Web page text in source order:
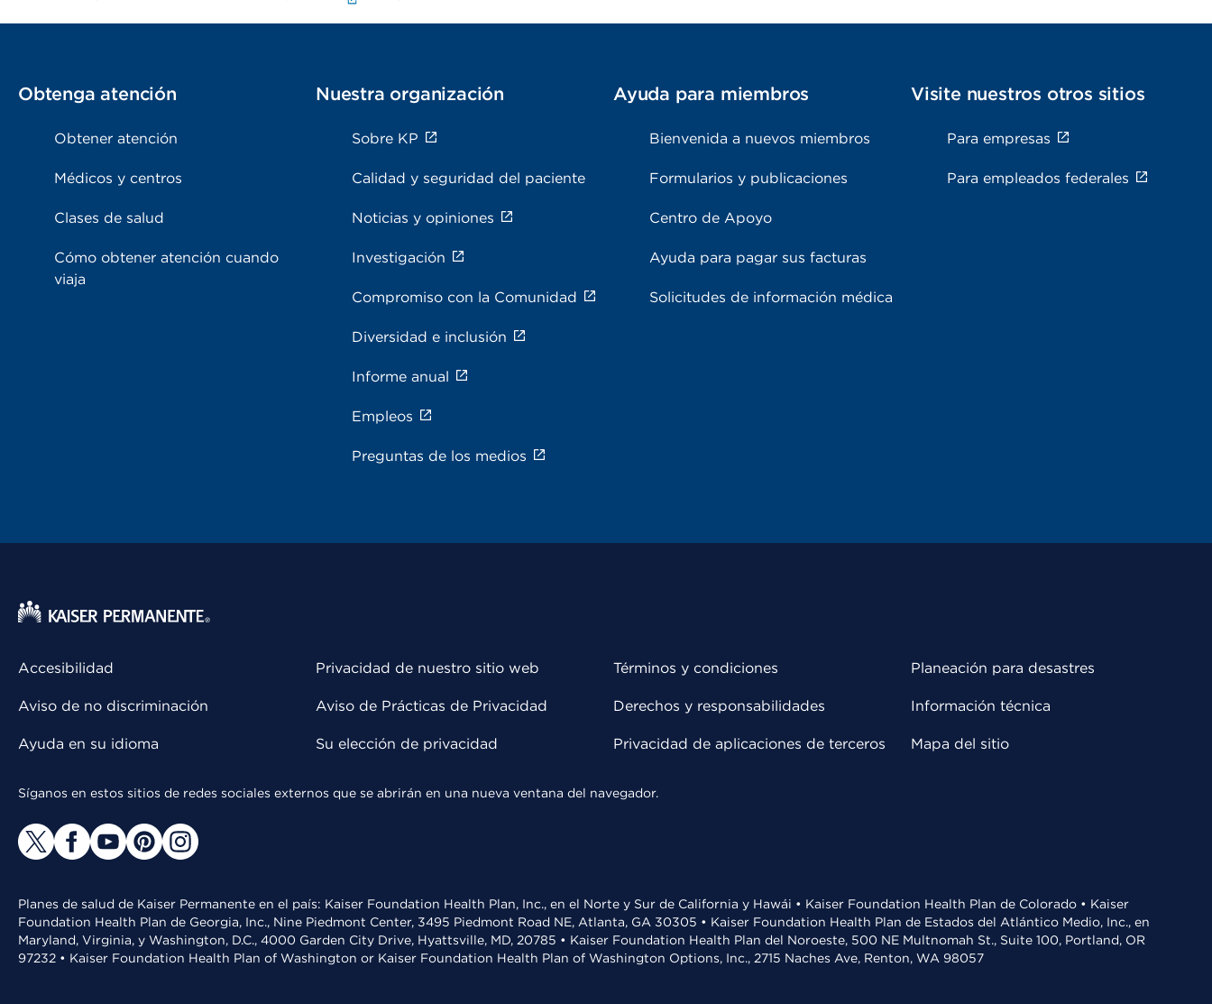
Obtenga atención
Obtener atención
Médicos y centros
Clases de salud
Cómo obtener atención cuando
viaja
Nuestra organización
Sobre KP
Calidad y seguridad del paciente
Noticias y opiniones
Investigación
Compromiso con la Comunidad
Diversidad e inclusión
Informe anual
Empleos
Preguntas de los medios
Ayuda para miembros
Bienvenida a nuevos miembros
Formularios y publicaciones
Centro de Apoyo
Ayuda para pagar sus facturas
Solicitudes de información médica
Visite nuestros otros sitios
Para empresas
Para empleados federales
Accesibilidad
Aviso de no discriminación
Ayuda en su idioma
Privacidad de nuestro sitio web
Aviso de Prácticas de Privacidad
Su elección de privacidad
Términos y condiciones
Derechos y responsabilidades
Privacidad de aplicaciones de terceros
Planeación para desastres
Información técnica
Mapa del sitio
Síganos en estos sitios de redes sociales externos que se abrirán en una nueva ventana del navegador.
Planes de salud de Kaiser Permanente en el país: Kaiser Foundation Health Plan, Inc., en el Norte y Sur de California y Hawái • Kaiser Foundation Health Plan de Colorado • Kaiser
Foundation Health Plan de Georgia, Inc., Nine Piedmont Center, 3495 Piedmont Road NE, Atlanta, GA 30305 • Kaiser Foundation Health Plan de Estados del Atlántico Medio, Inc., en
Maryland, Virginia, y Washington, D.C., 4000 Garden City Drive, Hyattsville, MD, 20785 • Kaiser Foundation Health Plan del Noroeste, 500 NE Multnomah St., Suite 100, Portland, OR
97232 • Kaiser Foundation Health Plan of Washington or Kaiser Foundation Health Plan of Washington Options, Inc., 2715 Naches Ave, Renton, WA 98057